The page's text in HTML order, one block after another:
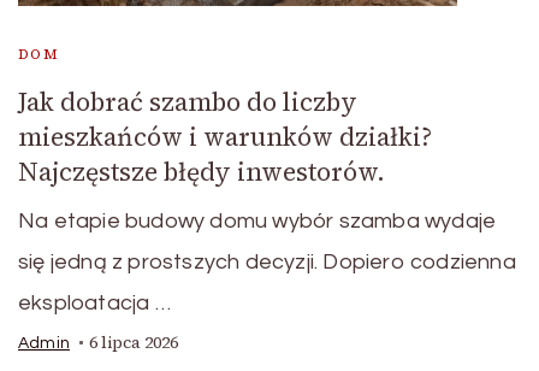
DOM
Jak dobrać szambo do liczby
mieszkańców i warunków działki?
Najczęstsze błędy inwestorów.
Na etapie budowy domu wybór szamba wydaje
się jedną z prostszych decyzji. Dopiero codzienna
eksploatacja …
Admin 6 lipca 2026